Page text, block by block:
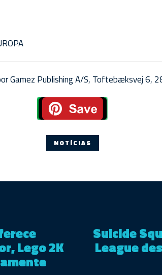
Gamez Publishing A/S, Toftebæksvej 6,
NOTÍCIAS
Lego 2K
Suicide
League